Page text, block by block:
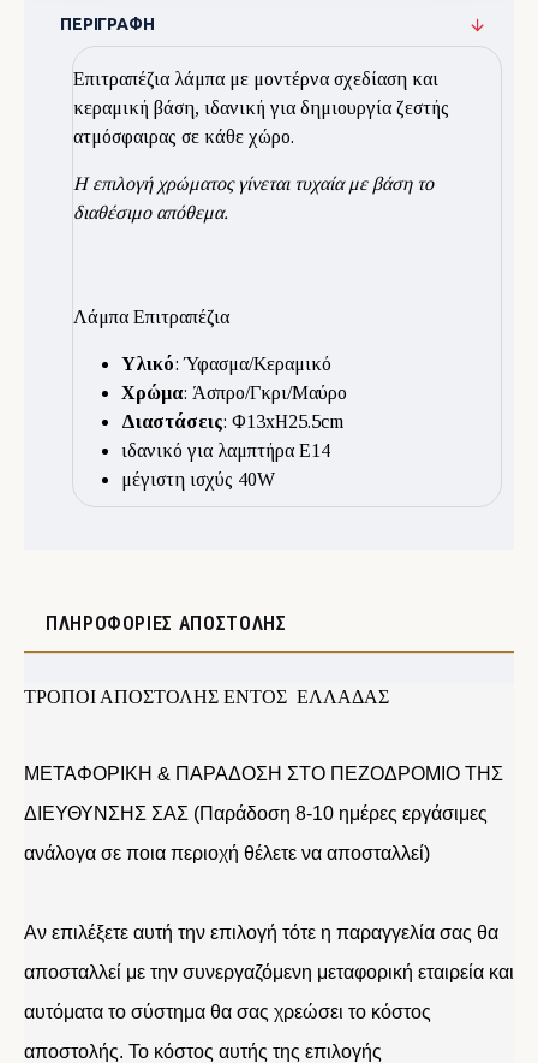
ΠΕΡΙΓΡΑΦΉ
Επιτραπέζια λάμπα με μοντέρνα σχεδίαση και
κεραμική βάση, ιδανική για δημιουργία ζεστής
ατμόσφαιρας σε κάθε χώρο.
Η επιλογή χρώματος γίνεται τυχαία με βάση το
διαθέσιμο απόθεμα.
Λάμπα Επιτραπέζια
Υλικό: Ύφασμα/Κεραμικό
Χρώμα: Άσπρο/Γκρι/Μαύρο
Διαστάσεις: Φ13xH25.5cm
ιδανικό για λαμπτήρα E14
μέγιστη ισχύς 40W
ΠΛΗΡΟΦΟΡΊΕΣ ΑΠΟΣΤΟΛΉΣ
ΤΡΟΠΟΙ ΑΠΟΣΤΟΛΗΣ ΕΝΤΟΣ ΕΛΛΑΔΑΣ
ΜΕΤΑΦΟΡΙΚΗ & ΠΑΡΑΔΟΣΗ ΣΤΟ ΠΕΖΟΔΡΟΜΙΟ ΤΗΣ
ΔΙΕΥΘΥΝΣΗΣ ΣΑΣ (Παράδοση 8-10 ημέρες εργάσιμες
ανάλογα σε ποια περιοχή θέλετε να αποσταλλεί)
Αν επιλέξετε αυτή την επιλογή τότε η παραγγελία σας θα
αποσταλλεί με την συνεργαζόμενη μεταφορική εταιρεία και
αυτόματα το σύστημα θα σας χρεώσει το κόστος
αποστολής. Το κόστος αυτής της επιλογής